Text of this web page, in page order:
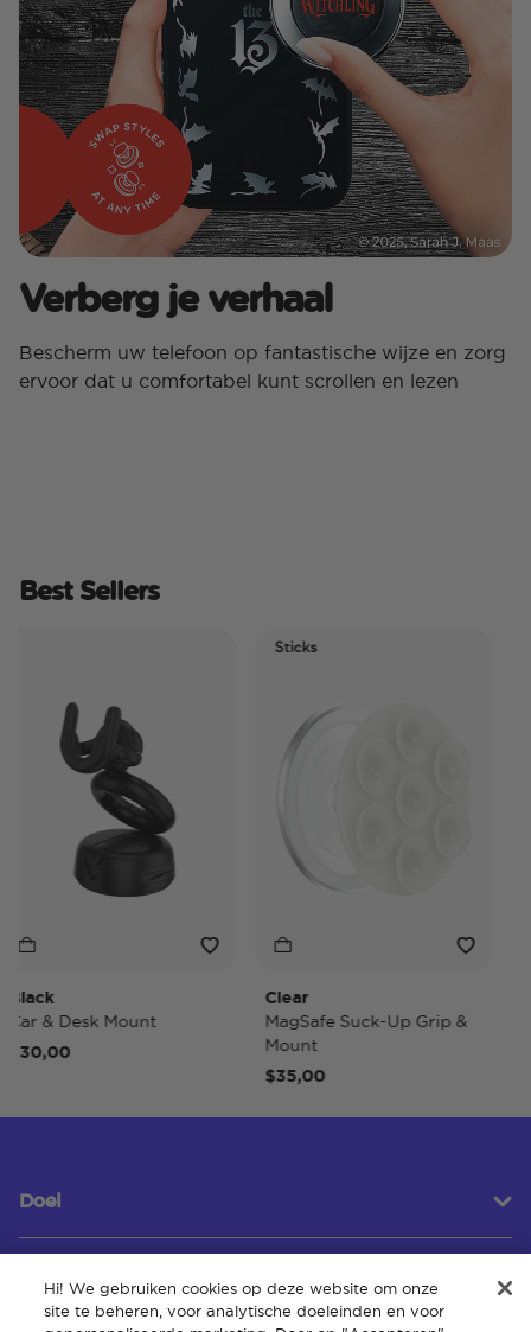
Verberg je verhaal
Bescherm uw telefoon op fantastische wijze en zorg
ervoor dat u comfortabel kunt scrollen en lezen
Best Sellers
& Desk Mount
Sticks
Clear
MagSafe Suck-Up Grip &
Mount
$35,00
Doel
Klantenservice
Hi! We gebruiken cookies op deze website om onze
site te beheren, voor analytische doeleinden en voor